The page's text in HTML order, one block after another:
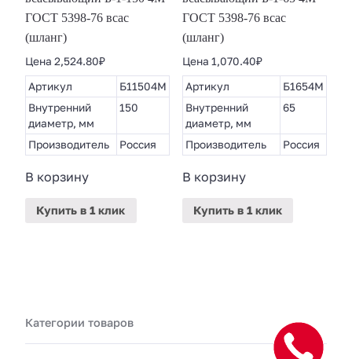
ГОСТ 5398-76 всас
(шланг)
Цена 2,524.80₽
Артикул
Б11504М
Внутренний
диаметр, мм
150
Производитель Россия
В корзину
Купить в 1 клик
ГОСТ 5398-76 всас
(шланг)
Цена 1,070.40₽
Артикул
Б1654М
Внутренний
диаметр, мм
65
Производитель Россия
В корзину
Купить в 1 клик
Категории товаров